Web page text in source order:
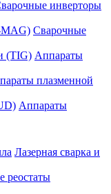
инверторы
Сварочные
Аппараты
плазменной
Аппараты
Лазерная сварка и
реостаты